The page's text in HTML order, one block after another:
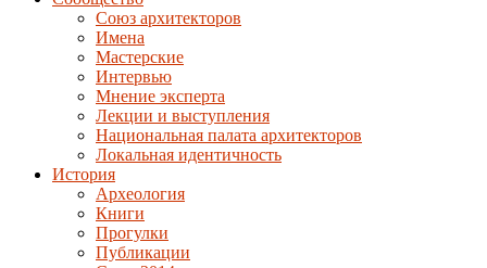
Союз архитекторов
Имена
Мастерские
Интервью
Мнение эксперта
Лекции и выступления
Национальная палата архитекторов
Локальная идентичность
История
Археология
Книги
Прогулки
Публикации